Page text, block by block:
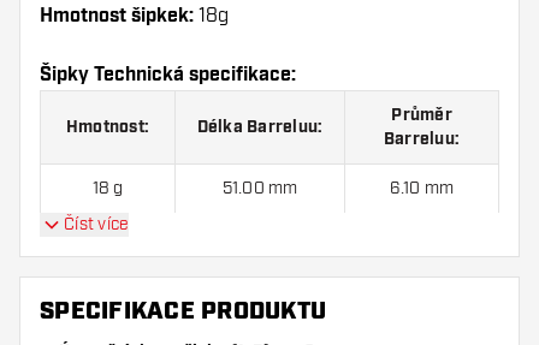
Hmotnost šipkek: 18g
Šipky Technická specifikace:
Hmotnost: Délka Barreluu:
Průměr
Barreluu:
18 g 51.00 mm 6.10 mm
Harrows Luke Woodhouse V2 90% - Šipky Soft sada
šipek obsahuje:3ks Šipek, 3ks Letky a 3ks Násadky
v sadě.
Číst více
SPECIFIKACE PRODUKTU